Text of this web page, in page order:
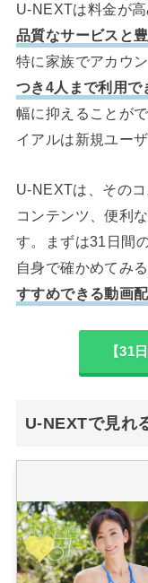
U-NEXTは料金が高
品質なサービスと
特に家族でアカウ
つき4人まで利用で
幅に抑えることが
イアルは新規ユー
U-NEXTは、その
コンテンツ、便利
す。まずは31日間
自身で確かめてみ
すすめできる動画
【31
U-NEXTで見れ